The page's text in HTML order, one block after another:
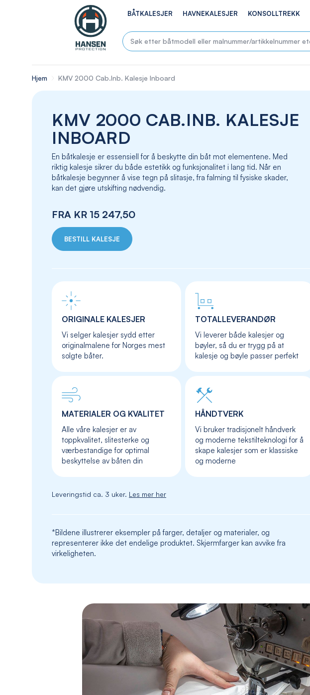
BÅTKALESJER HAVNEKALESJER KONSOLLTREKK
Hjem KMV 2000 Cab.Inb. Kalesje Inboard
KMV 2000 CAB.INB. KALESJE
INBOARD
En båtkalesje er essensiell for å beskytte din båt mot elementene. Med
riktig kalesje sikrer du både estetikk og funksjonalitet i lang tid. Når en
båtkalesje begynner å vise tegn på slitasje, fra falming til fysiske skader,
kan det gjøre utskifting nødvendig.
FRA KR 15 247,50
BESTILL KALESJE
ORIGINALE KALESJER
Vi selger kalesjer sydd etter
originalmalene for Norges mest
solgte båter.
TOTALLEVERANDØR
Vi leverer både kalesjer og
bøyler, så du er trygg på at
kalesje og bøyle passer perfekt
MATERIALER OG KVALITET
Alle våre kalesjer er av
toppkvalitet, slitesterke og
værbestandige for optimal
beskyttelse av båten din
HÅNDTVERK
Vi bruker tradisjonelt håndverk
og moderne tekstilteknologi for å
skape kalesjer som er klassiske
og moderne
Leveringstid ca. 3 uker. Les mer her
*Bildene illustrerer eksempler på farger, detaljer og materialer, og
representerer ikke det endelige produktet. Skjermfarger kan avvike fra
virkeligheten.